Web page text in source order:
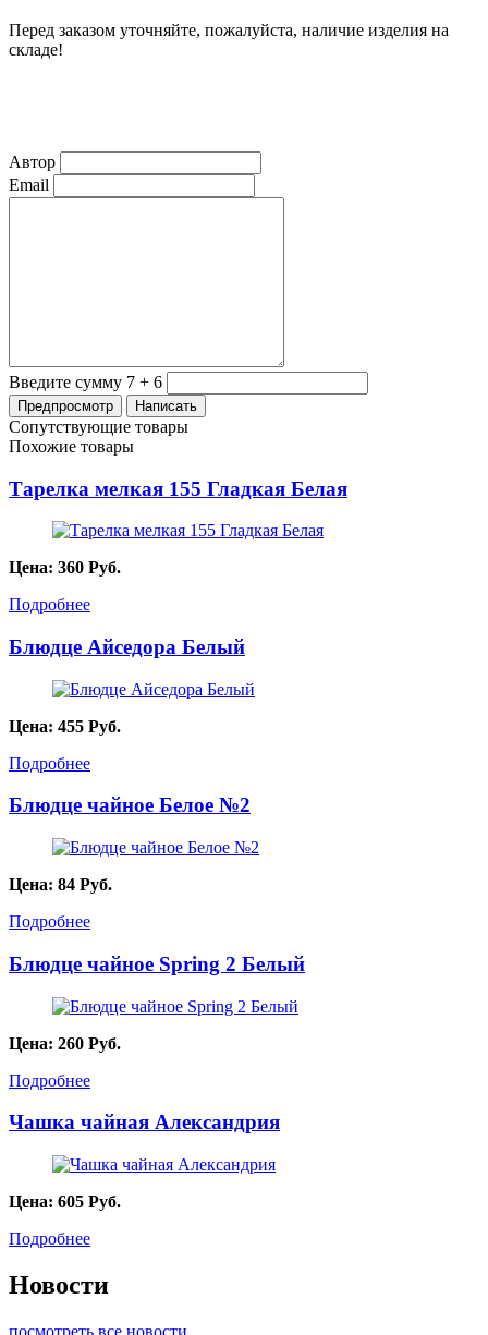
Перед заказом уточняйте, пожалуйста, наличие изделия на
складе!
Автор
Email
Введите сумму 7 + 6
Сопутствующие товары
Похожие товары
Тарелка мелкая 155 Гладкая Белая
Цена: 360 Руб.
Подробнее
Блюдце Айседора Белый
Цена: 455 Руб.
Подробнее
Блюдце чайное Белое №2
Цена: 84 Руб.
Подробнее
Блюдце чайное Spring 2 Белый
Цена: 260 Руб.
Подробнее
Чашка чайная Александрия
Цена: 605 Руб.
Подробнее
Новости
посмотреть все новости